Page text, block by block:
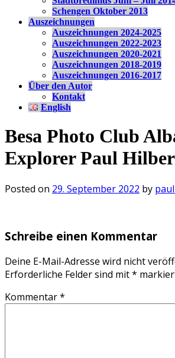
Schengen Oktober 2013
Auszeichnungen
Auszeichnungen 2024-2025
Auszeichnungen 2022-2023
Auszeichnungen 2020-2021
Auszeichnungen 2018-2019
Auszeichnungen 2016-2017
Über den Autor
Kontakt
English
Besa Photo Club
Explorer Paul
Posted on 29. September 2022 by
Schreibe einen Kommentar
Deine E-Mail-Adresse wird nicht
Erforderliche Felder sind mit*
Kommentar*